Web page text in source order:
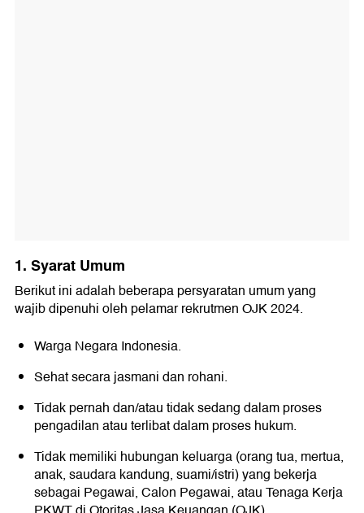
1. Syarat Umum
Berikut ini adalah beberapa persyaratan umum yang
wajib dipenuhi oleh pelamar rekrutmen OJK 2024.
Warga Negara Indonesia.
Sehat secara jasmani dan rohani.
Tidak pernah dan/atau tidak sedang dalam proses
pengadilan atau terlibat dalam proses hukum.
Tidak memiliki hubungan keluarga (orang tua, mertua,
anak, saudara kandung, suami/istri) yang bekerja
sebagai Pegawai, Calon Pegawai, atau Tenaga Kerja